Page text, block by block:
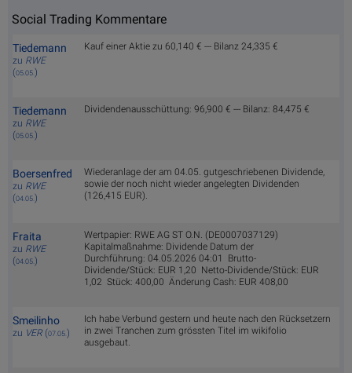
Social Trading Kommentare
Tiedemann
zu RWE
(05.05.)
Kauf einer Aktie zu 60,140 € --- Bilanz 24,335 €
Tiedemann
zu RWE
(05.05.)
Dividendenausschüttung: 96,900 € --- Bilanz: 84,475 €
Boersenfred
zu RWE
(04.05.)
Wiederanlage der am 04.05. gutgeschriebenen Dividende,
sowie der noch nicht wieder angelegten Dividenden
(126,415 EUR).
Fraita
zu RWE
(04.05.)
Wertpapier: RWE AG ST O.N. (DE0007037129)
Kapitalmaßnahme: Dividende Datum der
Durchführung: 04.05.2026 04:01 Brutto-
Dividende/Stück: EUR 1,20 Netto-Dividende/Stück: EUR
1,02 Stück: 400,00 Änderung Cash: EUR 408,00
Smeilinho
zu VER(07.05.)
Ich habe Verbund gestern und heute nach den Rücksetzern
in zwei Tranchen zum grössten Titel im wikifolio
ausgebaut.